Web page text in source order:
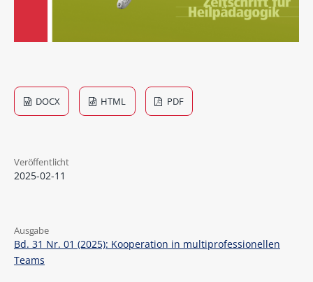
DOCX HTML PDF
Veröffentlicht
2025-02-11
Ausgabe
Bd. 31 Nr. 01 (2025): Kooperation in multiprofessionellen
Teams